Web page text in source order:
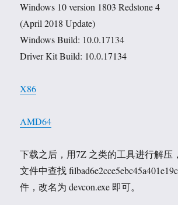
Windows 10 version 1803 Redstone 4
(April 2018 Update)
Windows Build: 10.0.17134
Driver Kit Build: 10.0.17134
X86
AMD64
下载之后，用7Z 之类的工具进行解压
文件中查找
件，改名为 devcon.exe 即可。